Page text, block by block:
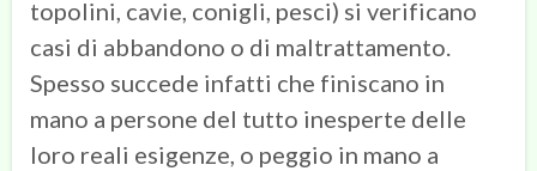
topolini, cavie, conigli, pesci) si verificano
casi di abbandono o di maltrattamento.
Spesso succede infatti che finiscano in
mano a persone del tutto inesperte delle
loro reali esigenze, o peggio in mano a